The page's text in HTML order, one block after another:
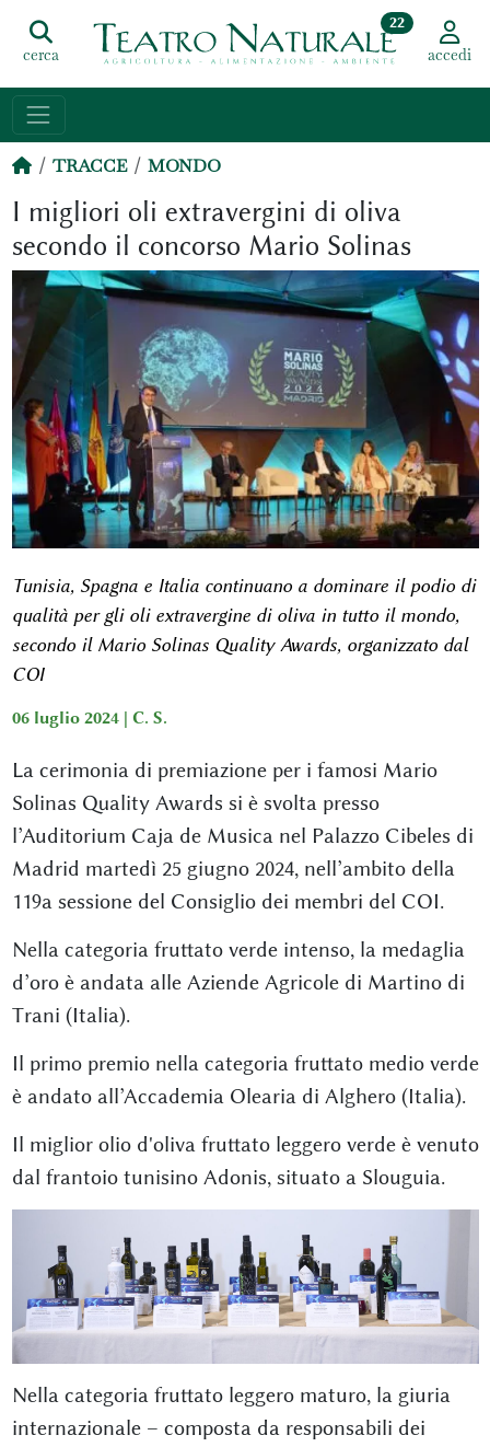
cerca
22
accedi
TRACCE MONDO
I migliori oli extravergini di oliva
secondo il concorso Mario Solinas
Tunisia, Spagna e Italia continuano a dominare il podio di
qualità per gli oli extravergine di oliva in tutto il mondo,
secondo il Mario Solinas Quality Awards, organizzato dal
COI
06 luglio 2024 | C. S.
La cerimonia di premiazione per i famosi Mario
Solinas Quality Awards si è svolta presso
l’Auditorium Caja de Musica nel Palazzo Cibeles di
Madrid martedì 25 giugno 2024, nell’ambito della
119a sessione del Consiglio dei membri del COI.
Nella categoria fruttato verde intenso, la medaglia
d’oro è andata alle Aziende Agricole di Martino di
Trani (Italia).
Il primo premio nella categoria fruttato medio verde
è andato all’Accademia Olearia di Alghero (Italia).
Il miglior olio d'oliva fruttato leggero verde è venuto
dal frantoio tunisino Adonis, situato a Slouguia.
Nella categoria fruttato leggero maturo, la giuria
internazionale – composta da responsabili dei